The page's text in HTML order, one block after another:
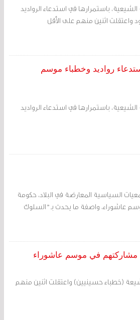
باستمرارها في استدعاء الرواديد
رواديد وخطباء موسم
باستمرارها في استدعاء الرواديد
السياسية المعارضة في البلاد، حكومة
عاشوراء، واصفة ما يحدث بـ "السلوك
البحرينية 4 رجال دين شيعة (خطباء حسينيين) واعتقلت اثنين منهم